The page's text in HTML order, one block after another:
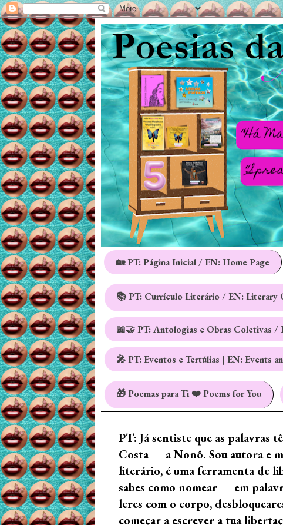
🏡 PT: Página Inicial / EN: Home Page
📚 PT: Currículo Literário / EN: Literary
📖🤝 PT: Antologias e Obras Coletivas
🎤 PT: Eventos e Tertúlias | EN: Events
🎁 Poemas para Ti ❤️ Poems for You
PT: Já sentiste que as palavras
Costa — a Nonô. Sou autora e
literário, é uma ferramenta de
sabes como nomear — em
leres com o corpo,
começar a escrever a tua